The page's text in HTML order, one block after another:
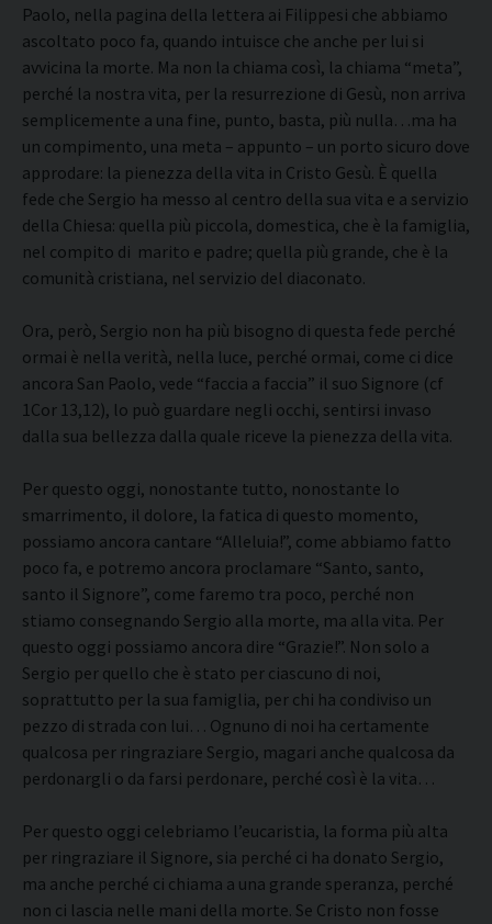
Paolo, nella pagina della lettera ai Filippesi che abbiamo
ascoltato poco fa, quando intuisce che anche per lui si
avvicina la morte. Ma non la chiama così, la chiama “meta”,
perché la nostra vita, per la resurrezione di Gesù, non arriva
semplicemente a una fine, punto, basta, più nulla…ma ha
un compimento, una meta – appunto – un porto sicuro dove
approdare: la pienezza della vita in Cristo Gesù. È quella
fede che Sergio ha messo al centro della sua vita e a servizio
della Chiesa: quella più piccola, domestica, che è la famiglia,
nel compito di marito e padre; quella più grande, che è la
comunità cristiana, nel servizio del diaconato.
Ora, però, Sergio non ha più bisogno di questa fede perché
ormai è nella verità, nella luce, perché ormai, come ci dice
ancora San Paolo, vede “faccia a faccia” il suo Signore (cf
1Cor 13,12), lo può guardare negli occhi, sentirsi invaso
dalla sua bellezza dalla quale riceve la pienezza della vita.
Per questo oggi, nonostante tutto, nonostante lo
smarrimento, il dolore, la fatica di questo momento,
possiamo ancora cantare “Alleluia!”, come abbiamo fatto
poco fa, e potremo ancora proclamare “Santo, santo,
santo il Signore”, come faremo tra poco, perché non
stiamo consegnando Sergio alla morte, ma alla vita. Per
questo oggi possiamo ancora dire “Grazie!”. Non solo a
Sergio per quello che è stato per ciascuno di noi,
soprattutto per la sua famiglia, per chi ha condiviso un
pezzo di strada con lui… Ognuno di noi ha certamente
qualcosa per ringraziare Sergio, magari anche qualcosa da
perdonargli o da farsi perdonare, perché così è la vita…
Per questo oggi celebriamo l’eucaristia, la forma più alta
per ringraziare il Signore, sia perché ci ha donato Sergio,
ma anche perché ci chiama a una grande speranza, perché
non ci lascia nelle mani della morte. Se Cristo non fosse